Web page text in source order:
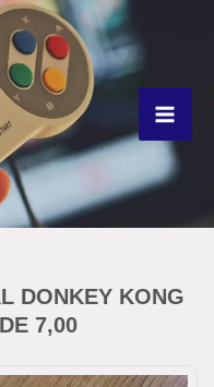
DONKEY KONG
7,00